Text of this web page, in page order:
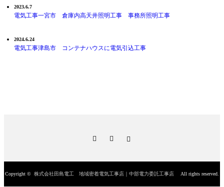
2023.6.7
電気工事一宮市 倉庫内高天井照明工事 事務所照明工事
2024.6.24
電気工事津島市 コンテナハウスに電気引込工事
Copyright © 株式会社田島電工 地域密着電気工事店｜中部電力委託工事店 All rights reserved.